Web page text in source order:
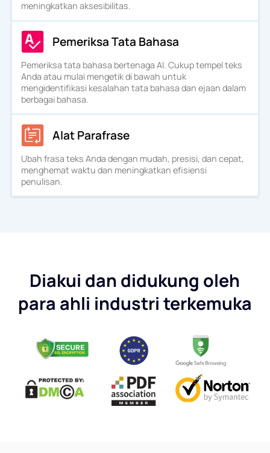
meningkatkan aksesibilitas.
Pemeriksa Tata Bahasa
Pemeriksa tata bahasa bertenaga AI. Cukup tempel teks
Anda atau mulai mengetik di bawah untuk
mengidentifikasi kesalahan tata bahasa dan ejaan dalam
berbagai bahasa.
Alat Parafrase
Ubah frasa teks Anda dengan mudah, presisi, dan cepat,
menghemat waktu dan meningkatkan efisiensi
penulisan.
Diakui dan didukung oleh
para ahli industri terkemuka